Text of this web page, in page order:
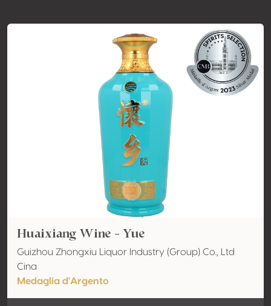
Huaixiang Wine - Yue
Guizhou Zhongxiu Liquor Industry (Group) Co., Ltd
Cina
Medaglia d'Argento